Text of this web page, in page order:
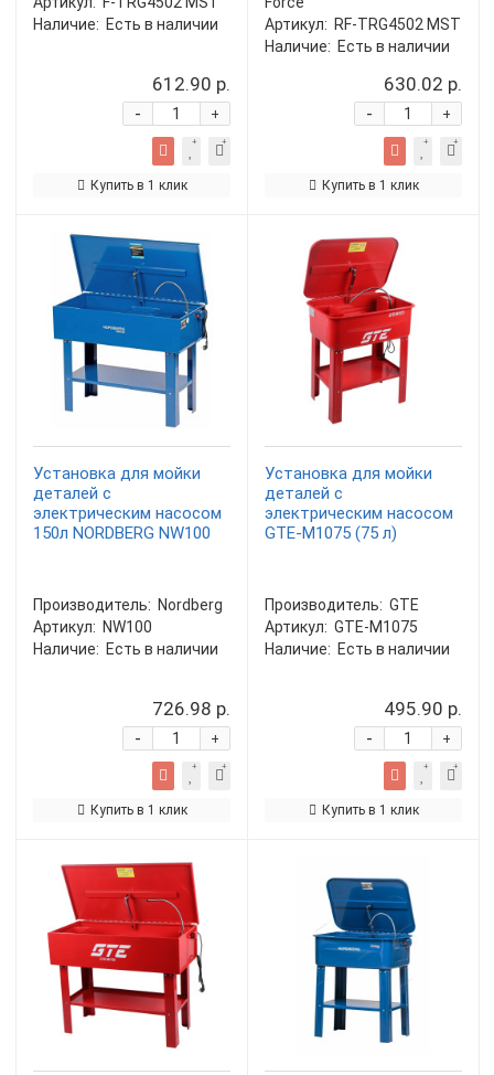
Наличие: Есть в наличии
612.90 р.
+
-
Купить в 1 клик
Артикул: RF-TRG4502 MST
Наличие: Есть в наличии
630.02 р.
+
-
Купить в 1 клик
Установка для мойки
деталей с
электрическим насосом
150л NORDBERG NW100
Производитель: Nordberg
Артикул: NW100
Наличие: Есть в наличии
726.98 р.
+
-
Купить в 1 клик
Установка для мойки
деталей с
электрическим насосом
GTE-M1075 (75 л)
Производитель: GTE
Артикул: GTE-M1075
Наличие: Есть в наличии
495.90 р.
+
-
Купить в 1 клик